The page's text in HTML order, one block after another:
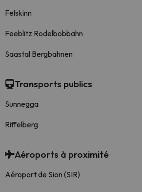
Felskinn
Feeblitz Rodelbobbahn
Saastal Bergbahnen
Transports publics
Sunnegga
Riffelberg
Aéroports à proximité
Aéroport de Sion (SIR)